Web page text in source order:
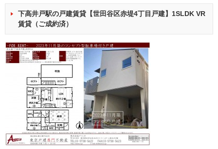
下高井戸駅の戸建賃貸【世田谷区赤堤4丁目戸建】1SLDK VR
賃貸（ご成約済）